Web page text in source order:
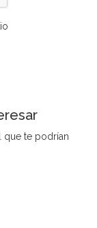
que te podrían